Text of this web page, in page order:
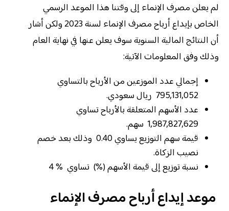
لم يعلن مصرف الإنماء إلى وقتنا هذا الموعد الرسمي
الخاص بإيداع أرباح مصرف الإنماء لسنة 2023 ولكن أشار
أن النتائج المالية السنوية سوف يعلن عنها في نهاية العام
وذلك وفق المعلومات الآتية:
إجمالي عدد الموزعين من الأرباح بالتساوي
795,131,052 ريال سعودي.
عدد الأسهم المتعلقة بالأرباح تساوي
1,987,827,629 سهم.
قيمة سهم التوزيع يساوي 0.40 وذلك بعد خصم
نصيب الزكاة.
نسبة توزيع إلى قيمة الأسهم (%) تساوي % 4
موعد إيداع أرباح مصرف الإنماء